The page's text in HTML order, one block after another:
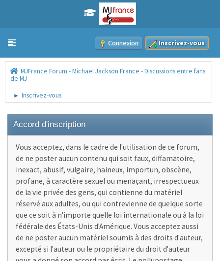
Toggle navigation Connexion Inscrivez-vous
MJFrance Forum - Michael Jackson France - Discussions entre fans
de MJ
► Inscrivez-vous
Accord d'inscription
Vous acceptez, dans le cadre de l'utilisation de ce forum,
de ne poster aucun contenu qui soit faux, diffamatoire,
inexact, abusif, vulgaire, haineux, importun, obscène,
profane, à caractère sexuel ou menaçant, irrespectueux
de la vie privée des gens, qui contienne du matériel
réservé aux adultes, ou qui contrevienne de quelque sorte
que ce soit à n'importe quelle loi internationale ou à la loi
fédérale des États-Unis d'Amérique. Vous acceptez aussi
de ne poster aucun matériel soumis à des droits d'auteur,
excepté si l'auteur ou le propriétaire du droit d'auteur